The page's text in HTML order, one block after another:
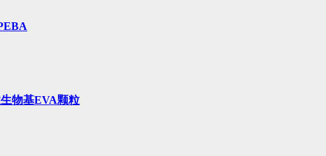
物基EVA颗粒